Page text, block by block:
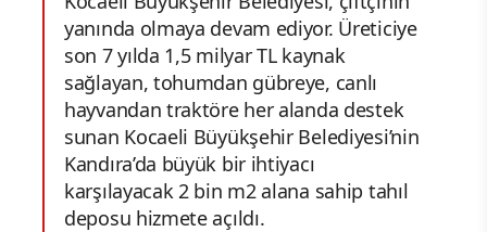
yanında olmaya devam ediyor. Üreticiye
son 7 yılda 1,5 milyar TL kaynak
sağlayan, tohumdan gübreye, canlı
hayvandan traktöre her alanda destek
sunan Kocaeli Büyükşehir Belediyesi’nin
Kandıra’da büyük bir ihtiyacı
karşılayacak 2 bin m2 alana sahip tahıl
deposu hizmete açıldı.